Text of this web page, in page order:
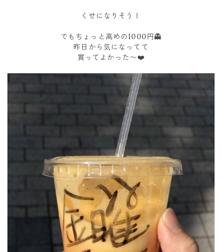
くせになりそう！
でもちょっと高めの1000円👻
昨日から気になってて
買ってよかった〜❤️